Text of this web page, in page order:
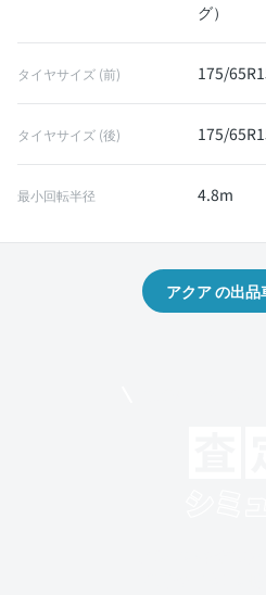
グ）
タイヤサイズ (前) 175/
タイヤサイズ (後) 175/
最小回転半径 4.8m
アクア の出品